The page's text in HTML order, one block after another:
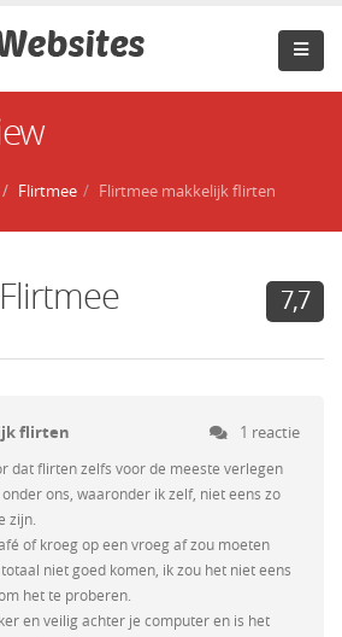
Flirtmee Flirtmee makkelijk flirten
Flirtmee 7,7
flirten 1 reactie
dat flirten zelfs voor de meeste verlegen
ons, waaronder ik zelf, niet eens zo
zijn.
of kroeg op een vroeg af zou moeten
niet goed komen, ik zou het niet eens
het te proberen.
en veilig achter je computer en is het